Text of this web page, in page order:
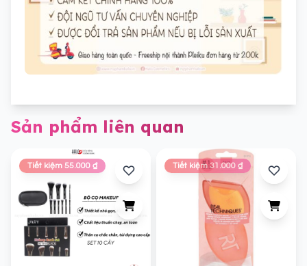
Sản phẩm liên quan
Tiết kiệm 55.000 ₫ Tiết kiệm 31.000 ₫